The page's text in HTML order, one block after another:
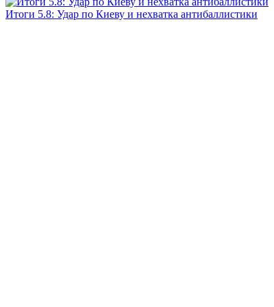
Итоги 5.8: Удар по Киеву и нехватка антибаллистики